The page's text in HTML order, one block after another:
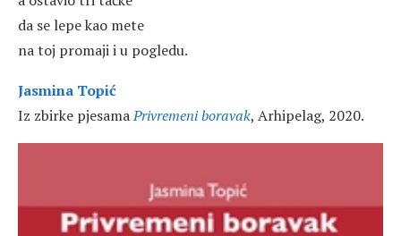
da se lepe kao mete
na toj promaji i u pogledu.
Jasmina Topić
Iz zbirke pjesamaPrivremeni boravak, Arhipelag, 2020.